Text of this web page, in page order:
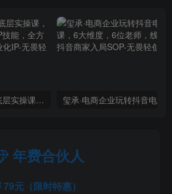
蟹老板·打爆个人IP底层实操课，教你成熟专业的打造IP技能，全方位带你做成一个能商业化IP
年费合伙人
79元（限时特惠）